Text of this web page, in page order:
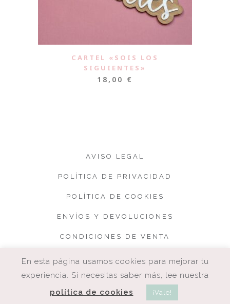
CARTEL «SOIS LOS
SIGUIENTES»
18,00 €
AVISO LEGAL
POLÍTICA DE PRIVACIDAD
POLÍTICA DE COOKIES
ENVÍOS Y DEVOLUCIONES
CONDICIONES DE VENTA
COPYRIGHT. CUQUETA.
En esta página usamos cookies para mejorar tu
experiencia. Si necesitas saber más, lee nuestra
política de cookies
¡Vale!